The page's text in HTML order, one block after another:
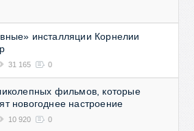
инсталляции Корнелии
31 165 0
фильмов, которые
новогоднее настроение
10 920 0